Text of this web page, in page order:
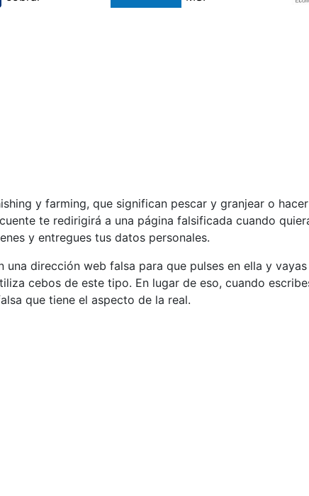
y farming, que significan pescar y granjear o
te redirigirá a una página falsificada cuando
y entregues tus datos personales.
dirección web falsa para que pulses en ella y
cebos de este tipo. En lugar de eso, cuando
que tiene el aspecto de la real.